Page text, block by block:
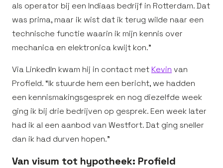
als operator bij een Indiaas bedrijf in Rotterdam. Dat
was prima, maar ik wist dat ik terug wilde naar een
technische functie waarin ik mijn kennis over
mechanica en elektronica kwijt kon.”
Via LinkedIn kwam hij in contact met Kevin van
Profield. “Ik stuurde hem een bericht, we hadden
een kennismakingsgesprek en nog diezelfde week
ging ik bij drie bedrijven op gesprek. Een week later
had ik al een aanbod van Westfort. Dat ging sneller
dan ik had durven hopen.”
Van visum tot hypotheek: Profield